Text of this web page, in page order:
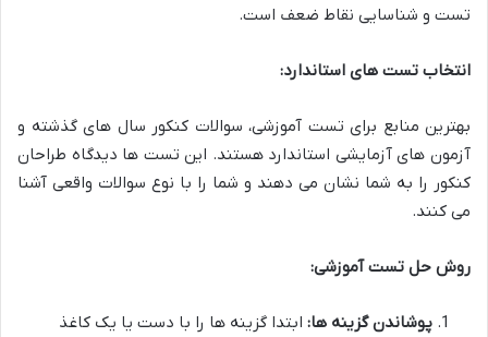
تست و شناسایی نقاط ضعف است.
انتخاب تست های استاندارد:
بهترین منابع برای تست آموزشی، سوالات کنکور سال های گذشته و
آزمون های آزمایشی استاندارد هستند. این تست ها دیدگاه طراحان
کنکور را به شما نشان می دهند و شما را با نوع سوالات واقعی آشنا
می کنند.
روش حل تست آموزشی:
پوشاندن گزینه ها: ابتدا گزینه ها را با دست یا یک کاغذ